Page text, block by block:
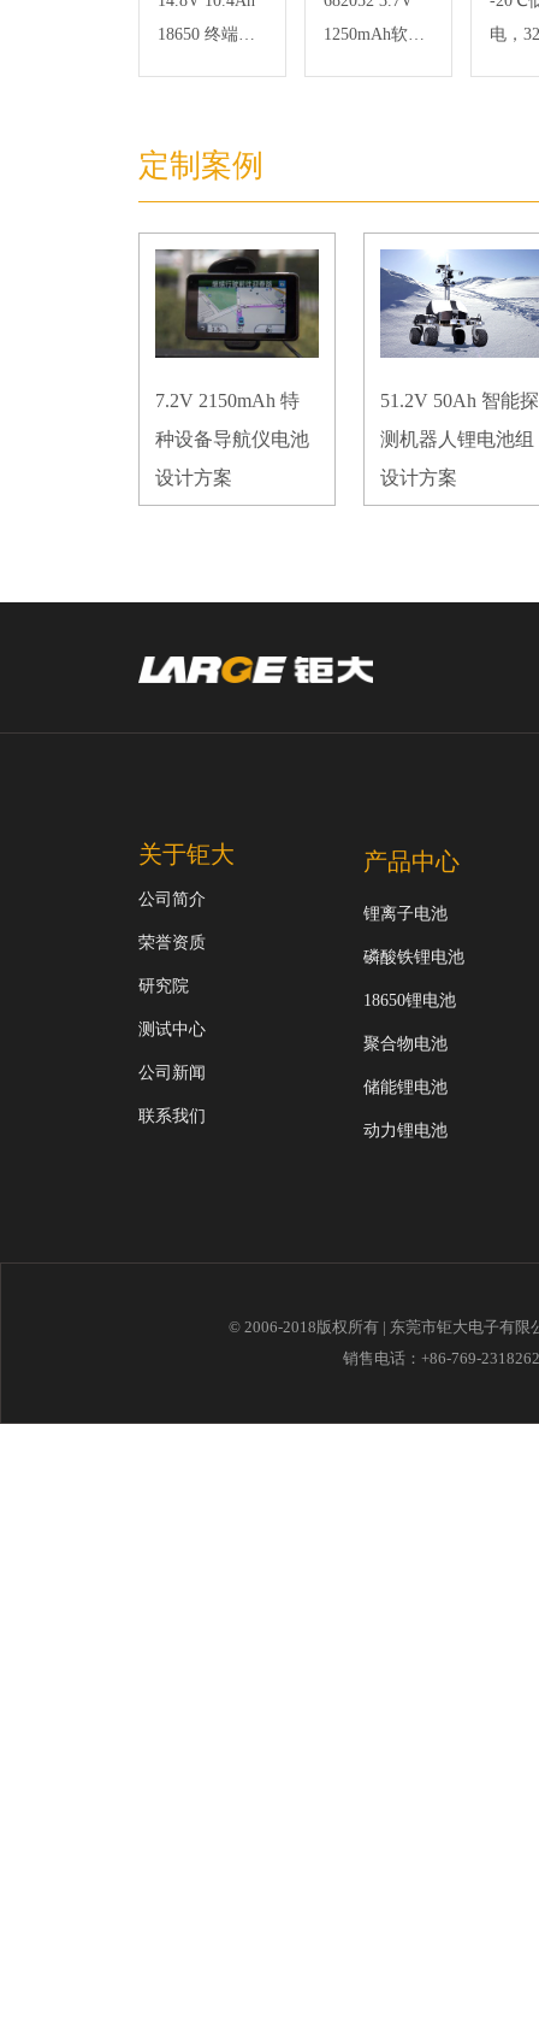
18650 终端
1250mAh软包
电，
定制案例
7.2V 2150mAh 特
种设备导航仪电池
设计方案
51.2V 50Ah 智能探
测机器人锂电池组
设计方案
关于钜大
公司简介
荣誉资质
研究院
测试中心
公司新闻
联系我们
产品中心
锂离子电池
磷酸铁锂电池
18650锂电池
聚合物电池
储能锂电池
动力锂电池
© 2006-2018版权所有 | 东莞市钜大电子有
销售电话：+86-769-